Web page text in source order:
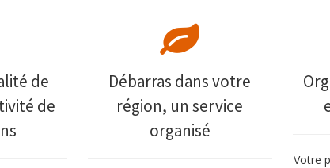
de
de
Débarras dans votre
région, un service
organisé
Votre